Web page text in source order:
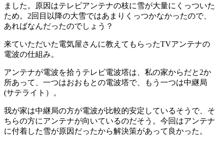
ました。原因はテレビアンテナの枝に雪が大量にくっついた
ため。2回目以降の大雪ではあまりくっつかなかったので、
あればなんだったのでしょう？
来ていただいた電気屋さんに教えてもらったTVアンテナの
電波の仕組み。
アンテナが電波を拾うテレビ電波塔は、私の家からだと2か
所あって、一つはおおもとの電波塔で、もう一つは中継局
(サテライト）。
我が家は中継局の方が電波が比較的安定しているそうで、そ
ちらの方にアンテナが向いているのだそう。今回はアンテナ
に付着した雪が原因だったから解決策があって良かった。